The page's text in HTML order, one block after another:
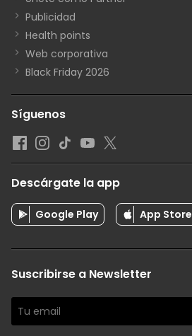
Publicidad
Health points
Web corporativa
Black Friday 2026
Síguenos
Descárgate la app
Google Play App Store
Suscribirse a Newsletter